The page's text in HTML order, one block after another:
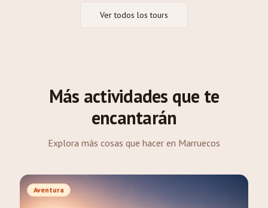
Ver todos los tours
Más actividades que te
encantarán
Explora más cosas que hacer en Marruecos
Aventura